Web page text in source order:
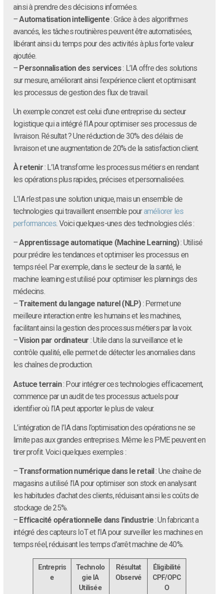
ainsi à prendre des décisions informées.
–Automatisation intelligente: Grâce à des algorithmes
avancés, les tâches routinières peuvent être automatisées,
libérant ainsi du temps pour des activités à plus forte valeur
ajoutée.
– Personnalisation des services: L’IA offre des solutions
sur mesure, améliorant ainsi l’expérience client et optimisant
les processus de gestion des flux de travail.
Un exemple concret est celui d’une entreprise du secteur
logistique qui a intégré l’IA pour optimiser ses processus de
livraison. Résultat ? Une réduction de 30% des délais de
livraison et une augmentation de 20% de la satisfaction client.
À retenir: L’IA transforme les processus métiers en rendant
les opérations plus rapides, précises et personnalisées.
L’IA n’est pas une solution unique, mais un ensemble de
technologies qui travaillent ensemble pouraméliorer les
performances . Voici quelques-unes des technologies clés :
–Apprentissage automatique (Machine Learning): Utilisé
pour prédire les tendances et optimiser les processus en
temps réel. Par exemple, dans le secteur de la santé, le
machine learning est utilisé pour optimiser les plannings des
médecins.
–Traitement du langage naturel (NLP): Permet une
meilleure interaction entre les humains et les machines,
facilitant ainsi la gestion des processus métiers par la voix.
–Vision par ordinateur : Utile dans la surveillance et le
contrôle qualité, elle permet de détecter les anomalies dans
les chaînes de production.
Astuce terrain: Pour intégrer ces technologies efficacement,
commence par un audit de tes processus actuels pour
identifier où l’IA peut apporter le plus de valeur.
L’intégration de l’IA dans l’optimisation des opérations ne se
limite pas aux grandes entreprises. Même les PME peuvent en
tirer profit. Voici quelques exemples :
–Transformation numérique dans le retail : Une chaîne de
magasins a utilisé l’IA pour optimiser son stock en analysant
les habitudes d’achat des clients, réduisant ainsi les coûts de
stockage de 25%.
– Efficacité opérationnelle dans l’industrie: Un fabricant a
intégré des capteurs IoT et l’IA pour surveiller les machines en
temps réel, réduisant les temps d’arrêt machine de 40%.
Entrepris
e
Technolo
gie IA
Utilisée
Résultat
Observé
Éligibilité
CPF/OPC
O